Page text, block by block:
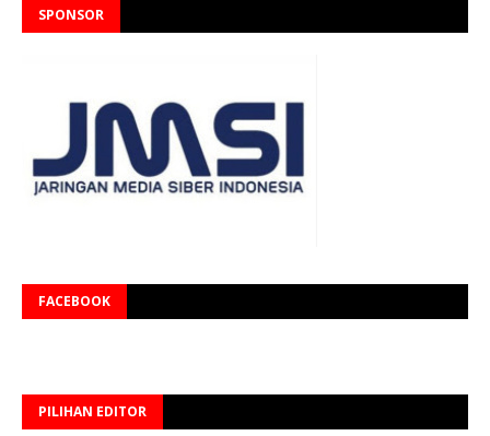
SPONSOR
FACEBOOK
PILIHAN EDITOR